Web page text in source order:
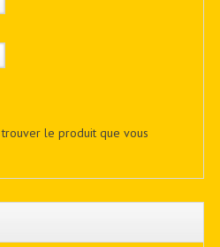
le produit que vous